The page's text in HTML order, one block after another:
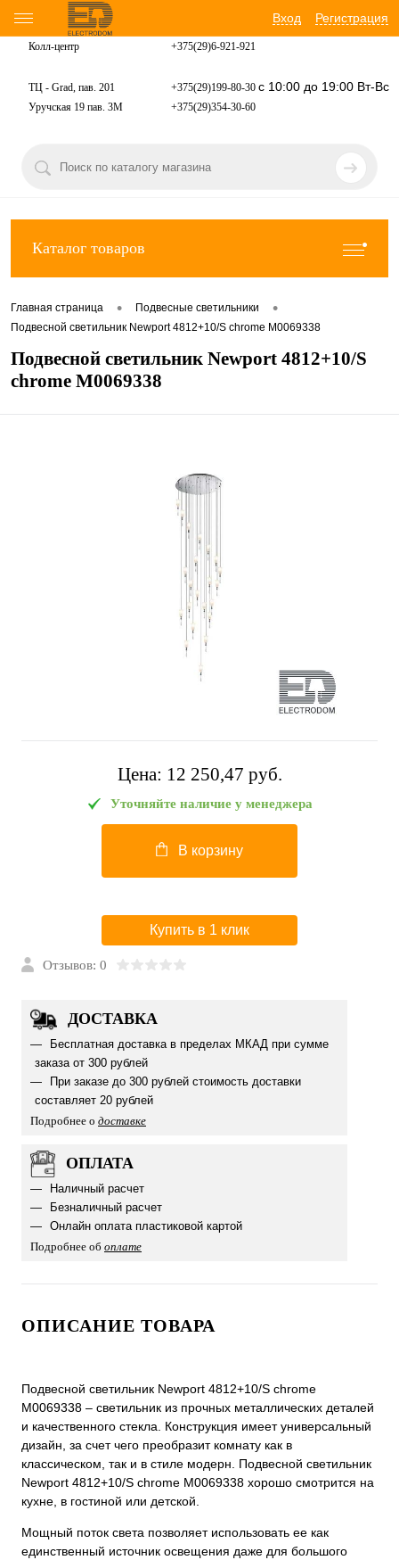
Вход Регистрация
Колл-центр +375(29)6-921-921
ТЦ - Grad, пав. 201 +375(29)199-80-30 с 10:00 до 19:00 Вт-Вс
Уручская 19 пав. 3М +375(29)354-30-60
Каталог товаров
Главная страница • Подвесные светильники •
Подвесной светильник Newport 4812+10/S chrome М0069338
Подвесной светильник Newport 4812+10/S
chrome М0069338
Цена: 12 250,47 pуб.
Уточняйте наличие у менеджера
В корзину
Купить в 1 клик
Отзывов: 0
ДОСТАВКА
Бесплатная доставка в пределах МКАД при сумме
заказа от 300 рублей
При заказе до 300 рублей стоимость доставки
составляет 20 рублей
Подробнее о доставке
ОПЛАТА
Наличный расчет
Безналичный расчет
Онлайн оплата пластиковой картой
Подробнее об оплате
ОПИСАНИЕ ТОВАРА
Подвесной светильник Newport 4812+10/S chrome
М0069338 – светильник из прочных металлических деталей
и качественного стекла. Конструкция имеет универсальный
дизайн, за счет чего преобразит комнату как в
классическом, так и в стиле модерн. Подвесной светильник
Newport 4812+10/S chrome М0069338 хорошо смотрится на
кухне, в гостиной или детской.
Мощный поток света позволяет использовать ее как
единственный источник освещения даже для большого